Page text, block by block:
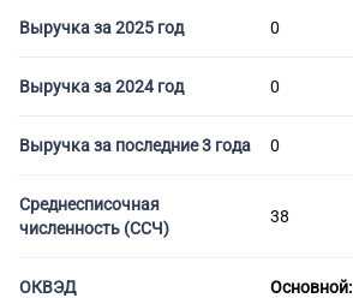
Выручка за 2025 год 0
Выручка за 2024 год 0
Выручка за последние 3 года 0
Среднесписочная
численность (ССЧ)
38
ОКВЭД Основной: